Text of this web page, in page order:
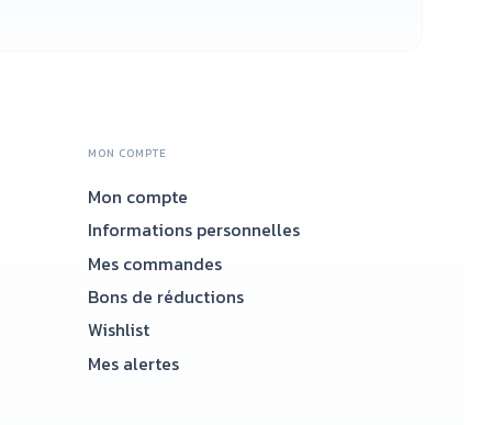
Accueil
MON COMPTE
Mon compte
Informations personnelles
Mes commandes
Bons de réductions
Wishlist
Mes alertes